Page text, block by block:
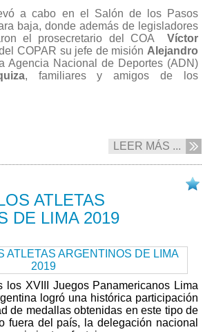
a cabo en el Salón de los Pasos
baja, donde además de legisladores
el prosecretario del COA
Víctor
COPAR su jefe de misión Alejandro
Agencia Nacional de Deportes (ADN)
, familiares y amigos de los
LEER MÁS ...
ATLETAS
DE LIMA 2019
los XVIII Juegos Panamericanos Lima
logró una histórica participación
de medallas obtenidas en este tipo de
fuera del país, la delegación nacional